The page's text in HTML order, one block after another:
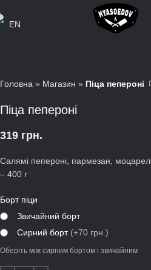
EN
Головна » Магазин » Піца пепероні
Піца пепероні
319 грн.
Салямі пепероні, пармезан,
– 400 г
Борт піци
Звичайний борт
Сирний борт (+70 грн.)
Оберіть між сирним бортом і звичайним